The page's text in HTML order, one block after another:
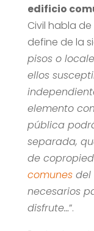
edificio
Civil habla
define de la
pisos o
ellos
elemento
pública
separada,
de
comunesdel
necesarios
disfrute…”.